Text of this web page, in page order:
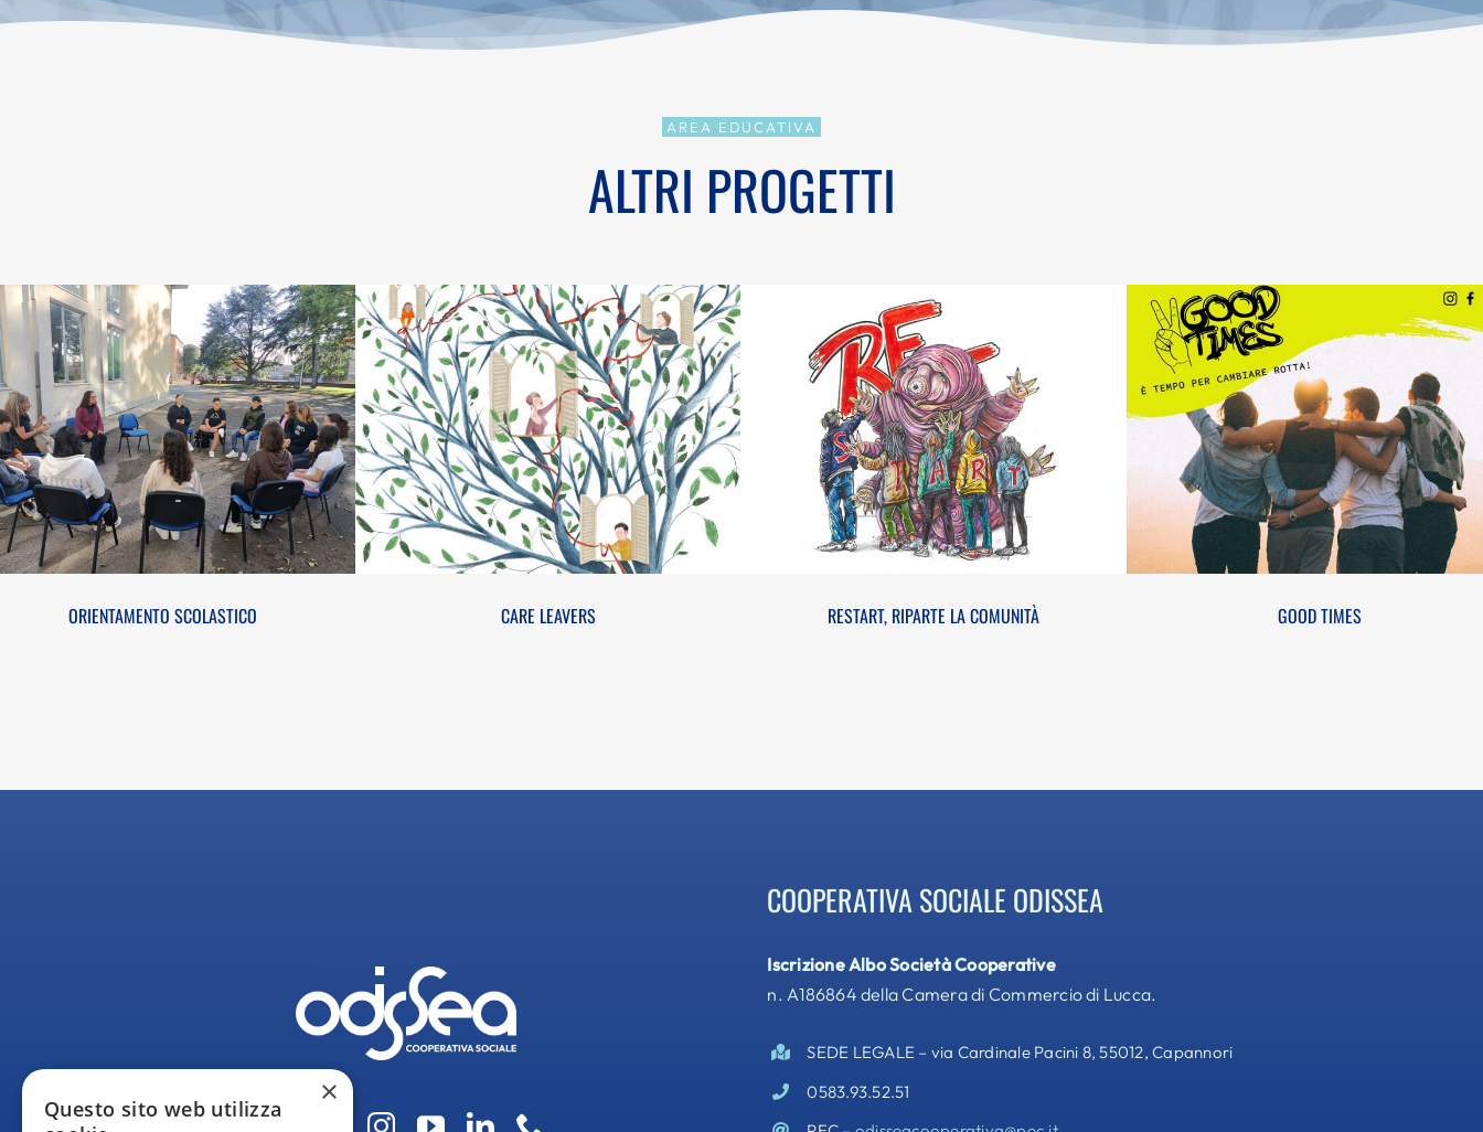
AREA EDUCATIVA
ALTRI PROGETTI
ORIENTAMENTO SCOLASTICO
ORIENTAMENTO SCOLASTICO
CARE LEAVERS
CARE LEAVERS
RESTART, RIPARTE LA COMUNITÀ
RESTART, RIPARTE LA COMUNITÀ
GOOD TIMES
GOOD TIMES
COOPERATIVA SOCIALE ODISSEA
Iscrizione Albo Società Cooperative
n. A186864 della Camera di Commercio di Lucca.
SEDE LEGALE – via Cardinale Pacini 8, 55012, Capannori
0583.93.52.51
×
Questo sito web utilizza